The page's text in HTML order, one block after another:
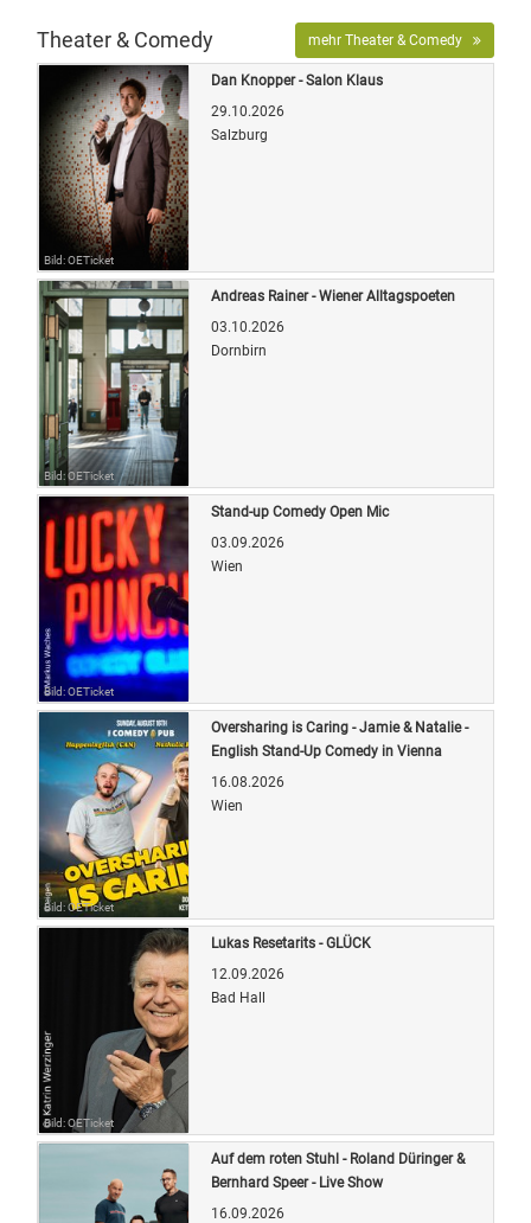
Theater & Comedy mehr Theater & Comedy
Bild: OETicket
Dan Knopper - Salon Klaus
29.10.2026
Salzburg
Bild: OETicket
Andreas Rainer - Wiener Alltagspoeten
03.10.2026
Dornbirn
Bild: OETicket
Stand-up Comedy Open Mic
03.09.2026
Wien
Bild: OETicket
Oversharing is Caring - Jamie & Natalie -
English Stand-Up Comedy in Vienna
16.08.2026
Wien
Bild: OETicket
Lukas Resetarits - GLÜCK
12.09.2026
Bad Hall
Auf dem roten Stuhl - Roland Düringer &
Bernhard Speer - Live Show
16.09.2026